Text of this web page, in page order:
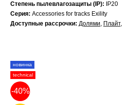
Степень пылевлагозащиты (IP):
IP20
Серия: Accessories for tracks Exility
Доступные рассрочки: Долями, Плайт,
новинка
technical
-40%